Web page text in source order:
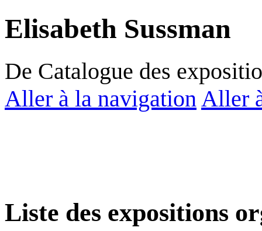
Elisabeth Sussman
De Catalogue des
Aller à la navigation Aller
Liste des expositions